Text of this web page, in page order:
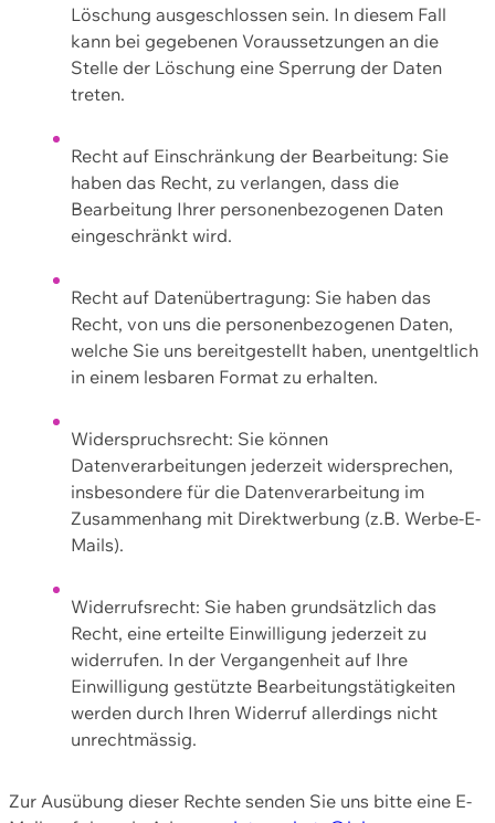
Löschung ausgeschlossen sein. In diesem Fall
kann bei gegebenen Voraussetzungen an die
Stelle der Löschung eine Sperrung der Daten
treten.
Recht auf Einschränkung der Bearbeitung: Sie
haben das Recht, zu verlangen, dass die
Bearbeitung Ihrer personenbezogenen Daten
eingeschränkt wird.
Recht auf Datenübertragung: Sie haben das
Recht, von uns die personenbezogenen Daten,
welche Sie uns bereitgestellt haben, unentgeltlich
in einem lesbaren Format zu erhalten.
Widerspruchsrecht: Sie können
Datenverarbeitungen jederzeit widersprechen,
insbesondere für die Datenverarbeitung im
Zusammenhang mit Direktwerbung (z.B. Werbe-E-
Mails).
Widerrufsrecht: Sie haben grundsätzlich das
Recht, eine erteilte Einwilligung jederzeit zu
widerrufen. In der Vergangenheit auf Ihre
Einwilligung gestützte Bearbeitungstätigkeiten
werden durch Ihren Widerruf allerdings nicht
unrechtmässig.
Zur Ausübung dieser Rechte senden Sie uns bitte eine E-